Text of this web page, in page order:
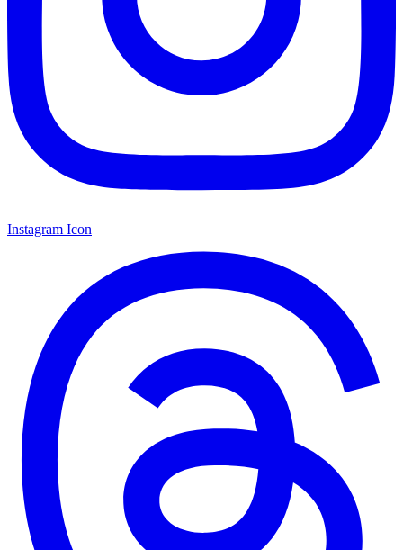
Instagram Icon